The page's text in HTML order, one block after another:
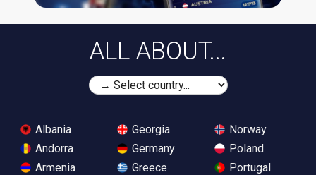
ALL ABOUT...
Albania
Andorra
Armenia
Georgia
Germany
Greece
Norway
Poland
Portugal